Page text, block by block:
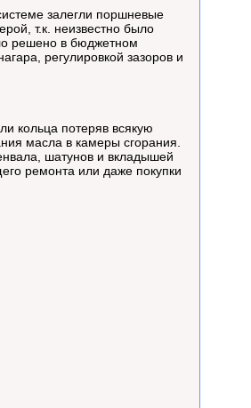
залегли поршневые
т.к. неизвестно было
решено в бюджетном
регулировкой зазоров и
кольца потеряв всякую
масла в камеры сгорания.
шатунов и вкладышей
ремонта или даже покупки